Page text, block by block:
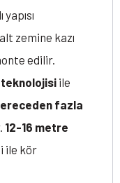
zemine kazı
edilir.
teknolojisiile
fazla
12-16 metre
ile kör